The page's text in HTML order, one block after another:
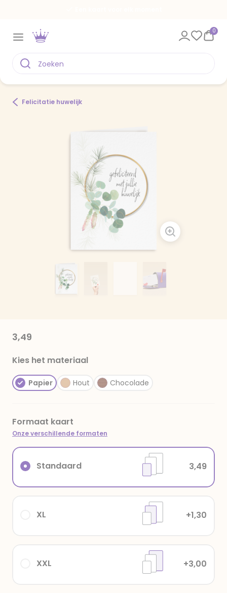
0
Felicitatie huwelijk
3,49
Kies het materiaal
Papier Hout Chocolade
Formaat kaart
Onze verschillende formaten
XXL +3,00
XL +1,30
Standaard 3,49